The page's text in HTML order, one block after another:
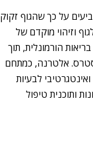
על כך שהגוף זקוק
וזיהוי מוקדם של
הורמונלית, תוך
סטרס. אלטרנה, כמתחם
לבעיות
ותוכנית טיפול